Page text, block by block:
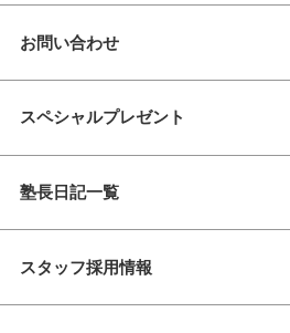
お問い合わせ
スペシャルプレゼント
塾長日記一覧
スタッフ採用情報